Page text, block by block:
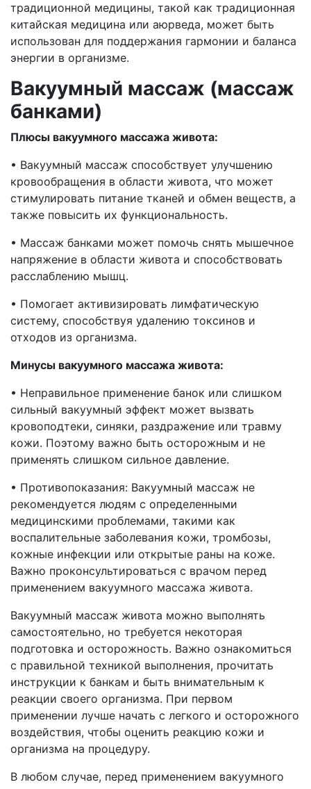
традиционной медицины, такой как традиционная
китайская медицина или аюрведа, может быть
использован для поддержания гармонии и баланса
энергии в организме.
Вакуумный массаж (массаж
банками)
Плюсы вакуумного массажа живота:
• Вакуумный массаж способствует улучшению
кровообращения в области живота, что может
стимулировать питание тканей и обмен веществ, а
также повысить их функциональность.
• Массаж банками может помочь снять мышечное
напряжение в области живота и способствовать
расслаблению мышц.
• Помогает активизировать лимфатическую
систему, способствуя удалению токсинов и
отходов из организма.
Минусы вакуумного массажа живота:
• Неправильное применение банок или слишком
сильный вакуумный эффект может вызвать
кровоподтеки, синяки, раздражение или травму
кожи. Поэтому важно быть осторожным и не
применять слишком сильное давление.
• Противопоказания: Вакуумный массаж не
рекомендуется людям с определенными
медицинскими проблемами, такими как
воспалительные заболевания кожи, тромбозы,
кожные инфекции или открытые раны на коже.
Важно проконсультироваться с врачом перед
применением вакуумного массажа живота.
Вакуумный массаж живота можно выполнять
самостоятельно, но требуется некоторая
подготовка и осторожность. Важно ознакомиться
с правильной техникой выполнения, прочитать
инструкции к банкам и быть внимательным к
реакции своего организма. При первом
применении лучше начать с легкого и осторожного
воздействия, чтобы оценить реакцию кожи и
организма на процедуру.
В любом случае, перед применением вакуумного